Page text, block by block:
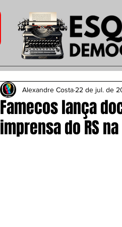
Famecos lança
imprensa do RS
Alexandre Costa 22 de jul. de